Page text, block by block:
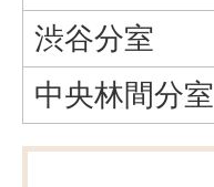
渋谷分室
中央林間分室